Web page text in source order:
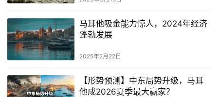
页
旅
攻
略
马耳他吸金能力惊人，2024年经济
蓬勃发展
2025年2月22日
【形势预测】中东局势升级，马耳
他成2026夏季最大赢家？